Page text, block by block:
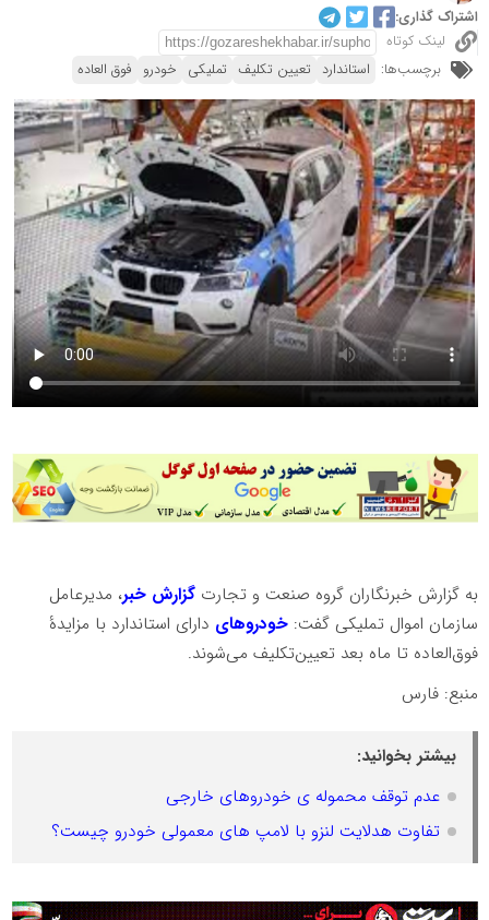
اشتراک گذاری:
لینک کوتاه
برچسب‌ها: استاندارد تعیین تکلیف تملیکی خودرو فوق العاده
به گزارش خبرنگاران گروه صنعت و تجارتگزارش خبر، مدیرعامل
سازمان اموال تملیکی گفت:خودروهای دارای استاندارد با مزایدهٔ
فوق‌العاده تا ماه بعد تعیین‌تکلیف می‌شوند.
منبع: فارس
بیشتر بخوانید:
عدم توقف محموله ی خودروهای خارجی
تفاوت هدلایت لنزو با لامپ ‌های معمولی خودرو چیست؟